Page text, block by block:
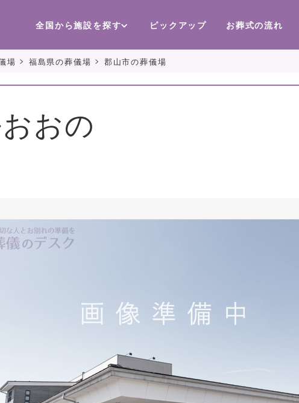
全国から施設を探す ピックアップ お葬式の流れ
場 > 福島県の葬儀場 > 郡山市の葬儀場
おの